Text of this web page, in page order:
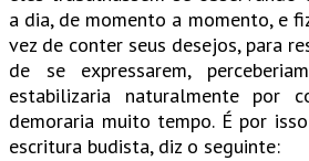
a dia, de momento a momento, e
vez de conter seus desejos, para
de se expressarem,
estabilizaria naturalmente por
demoraria muito tempo. É por
escritura budista, diz o seguinte: